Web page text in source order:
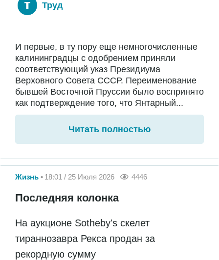
Труд
И первые, в ту пору еще немногочисленные
калининградцы с одобрением приняли
соответствующий указ Президиума
Верховного Совета СССР. Переименование
бывшей Восточной Пруссии было воспринято
как подтверждение того, что Янтарный...
Читать полностью
Жизнь 18:01 / 25 Июля 2026 4446
Последняя колонка
На аукционе Sotheby's скелет
тираннозавра Рекса продан за
рекордную сумму